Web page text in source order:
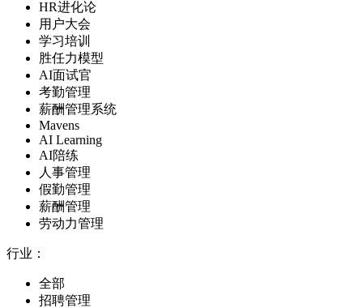
HR进化论
用户大会
学习培训
胜任力模型
AI面试官
考勤管理
薪酬管理系统
Mavens
AI Learning
AI陪练
人事管理
假勤管理
薪酬管理
劳动力管理
行业：
全部
招聘管理